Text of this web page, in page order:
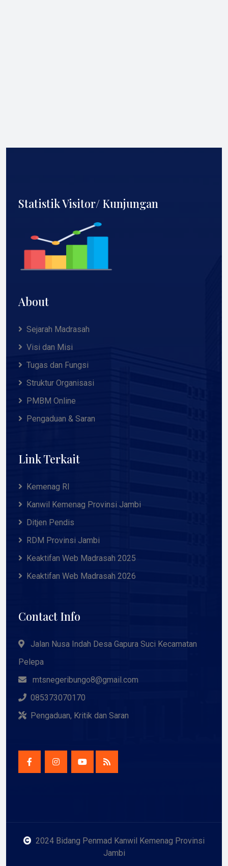
Statistik Visitor/ Kunjungan
About
Sejarah Madrasah
Visi dan Misi
Tugas dan Fungsi
Struktur Organisasi
PMBM Online
Pengaduan & Saran
Link Terkait
Kemenag RI
Kanwil Kemenag Provinsi Jambi
Ditjen Pendis
RDM Provinsi Jambi
Keaktifan Web Madrasah 2025
Keaktifan Web Madrasah 2026
Contact Info
Jalan Nusa Indah Desa Gapura Suci Kecamatan
Pelepa
mtsnegeribungo8@gmail.com
085373070170
Pengaduan, Kritik dan Saran
2024 Bidang Penmad Kanwil Kemenag Provinsi
Jambi